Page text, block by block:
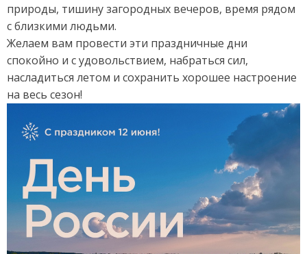
природы, тишину загородных вечеров, время рядом
с близкими людьми.
Желаем вам провести эти праздничные дни
спокойно и с удовольствием, набраться сил,
насладиться летом и сохранить хорошее настроение
на весь сезон!